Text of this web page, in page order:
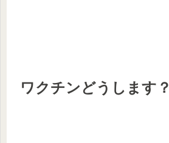
ワクチンどうします？